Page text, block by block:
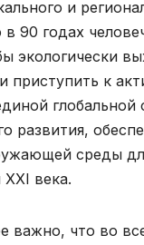
и
90 годах
экологически
приступить к
глобальной
развития,
среды
века.
важно, что во